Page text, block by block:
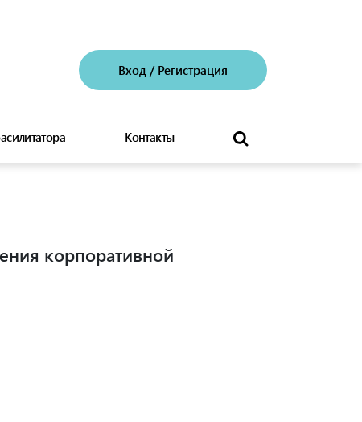
Вход / Регистрация
Контакты
корпоративной